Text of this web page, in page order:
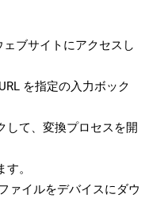
ェブサイトにアクセスし
を指定の入力ボック
して、変換プロセスを開
。
ァイルをデバイスにダウ